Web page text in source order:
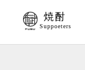
焼酎
Suppoeters